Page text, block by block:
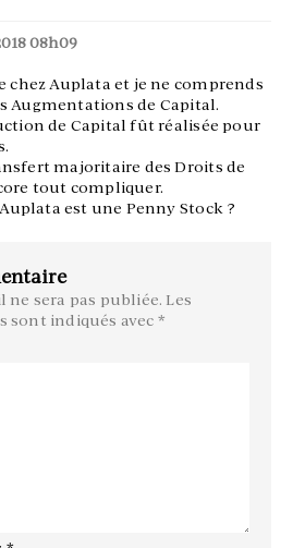
08h09
chez Auplata et je ne comprends
Augmentations de Capital.
de Capital fût réalisée pour
majoritaire des Droits de
tout compliquer.
est une Penny Stock ?
ne sera pas publiée. Les
sont indiqués avec *